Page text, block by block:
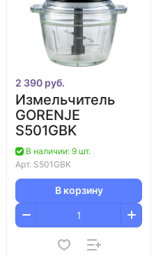
2 390 руб.
Измельчитель
GORENJE
S501GBK
В наличии: 9 шт.
Арт. S501GBK
В корзину